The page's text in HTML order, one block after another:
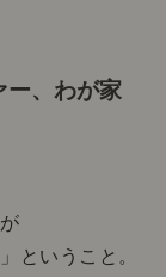
ー、わが家
ということ。